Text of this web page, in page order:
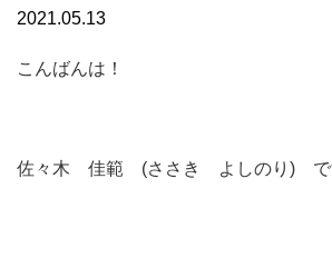
2021.05.13
こんばんは！
佐々木 佳範 (ささき よしのり) で